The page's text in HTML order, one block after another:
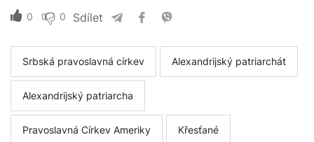
0 0 Sdílet
Srbská pravoslavná církev Alexandrijský patriarchát
Alexandrijský patriarcha
Pravoslavná Církev Ameriky Křesťané